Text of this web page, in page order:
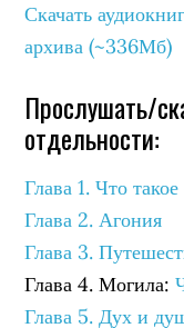
Скачать
архива (~336Мб)
Прослушать/
отдельности:
Глава 1. Что
Глава 2. Агония
Глава 3.
Глава 4. Могила:
Глава 5. Дух и